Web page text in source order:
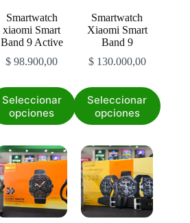
página
de
producto
Smartwatch
xiaomi Smart
Band 9 Active
$ 98.900,00
Seleccionar
opciones
producto
tiene
Las
opciones
se
pueden
elegir
en
Smartwatch
Xiaomi Smart
Band 9
$130.000,00
Seleccionar
opciones
producto
tiene
Las
se
pueden
elegir
en